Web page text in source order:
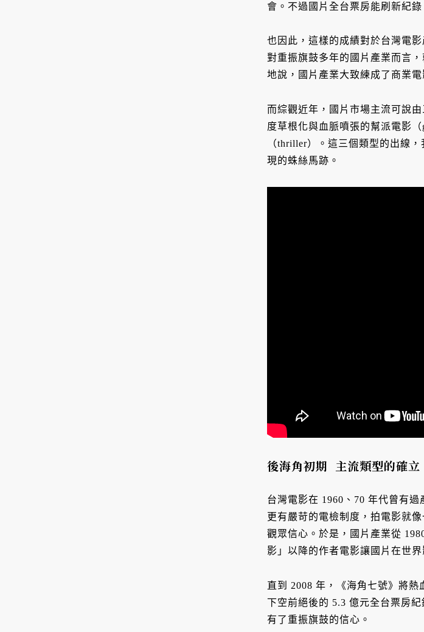
會。不過國片全台票房能刷新紀
也因此，這樣的成績對於台灣電
對重振旗鼓多年的國片產業而言
地說，國片產業大致練成了商業
而綜觀近年，國片市場主流可說
度草根化與血脈噴張的幫派電影
（thriller）。這三個類型的出線
現的蛛絲馬跡。
後海角初期 主流類型的確立
台灣電影在 1960、70 年代曾有
更有嚴苛的電檢制度，拍電影就
觀眾信心。於是，國片產業從
影」以降的作者電影讓國片在世
直到 2008 年，《海角七號》將
下空前絕後的 5.3 億元全台票房
有了重振旗鼓的信心。